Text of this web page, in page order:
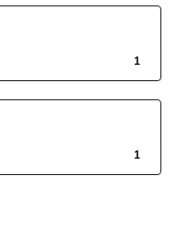
1
1